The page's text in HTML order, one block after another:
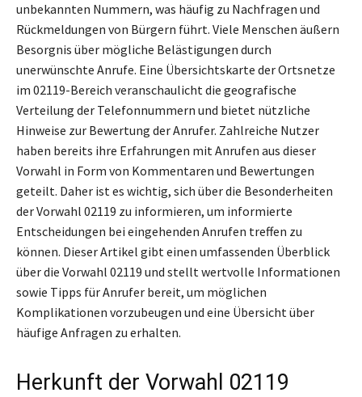
unbekannten Nummern, was häufig zu Nachfragen und
Rückmeldungen von Bürgern führt. Viele Menschen äußern
Besorgnis über mögliche Belästigungen durch
unerwünschte Anrufe. Eine Übersichtskarte der Ortsnetze
im 02119-Bereich veranschaulicht die geografische
Verteilung der Telefonnummern und bietet nützliche
Hinweise zur Bewertung der Anrufer. Zahlreiche Nutzer
haben bereits ihre Erfahrungen mit Anrufen aus dieser
Vorwahl in Form von Kommentaren und Bewertungen
geteilt. Daher ist es wichtig, sich über die Besonderheiten
der Vorwahl 02119 zu informieren, um informierte
Entscheidungen bei eingehenden Anrufen treffen zu
können. Dieser Artikel gibt einen umfassenden Überblick
über die Vorwahl 02119 und stellt wertvolle Informationen
sowie Tipps für Anrufer bereit, um möglichen
Komplikationen vorzubeugen und eine Übersicht über
häufige Anfragen zu erhalten.
Herkunft der Vorwahl 02119